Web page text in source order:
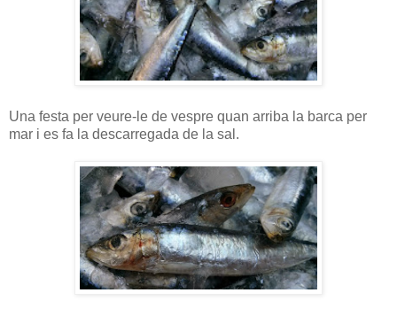
Una festa per veure-le de vespre quan arriba la barca per
mar i es fa la descarregada de la sal.